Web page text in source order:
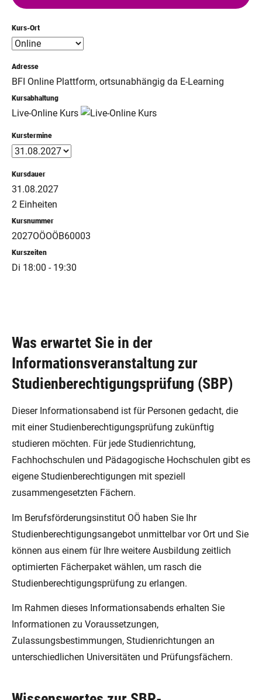
Was erwartet Sie in der
Informationsveranstaltung zur
Studienberechtigungsprüfung (SBP)
Dieser Informationsabend ist für Personen gedacht, die
mit einer Studienberechtigungsprüfung zukünftig
studieren möchten. Für jede Studienrichtung,
Fachhochschulen und Pädagogische Hochschulen gibt es
eigene Studienberechtigungen mit speziell
zusammengesetzten Fächern.
Im Berufsförderungsinstitut OÖ haben Sie Ihr
Studienberechtigungsangebot unmittelbar vor Ort und Sie
können aus einem für Ihre weitere Ausbildung zeitlich
optimierten Fächerpaket wählen, um rasch die
Studienberechtigungsprüfung zu erlangen.
Im Rahmen dieses Informationsabends erhalten Sie
Informationen zu Voraussetzungen,
Zulassungsbestimmungen, Studienrichtungen an
unterschiedlichen Universitäten und Prüfungsfächern.
Kurs-Ort
Adresse
BFI Online Plattform, ortsunabhängig da E-Learning
Kursabhaltung
Live-Online Kurs
Kurstermine
Kursdauer
31.08.2027
2 Einheiten
Kursnummer
2027OÖOÖB60003
Kurszeiten
Di 18:00 - 19:30